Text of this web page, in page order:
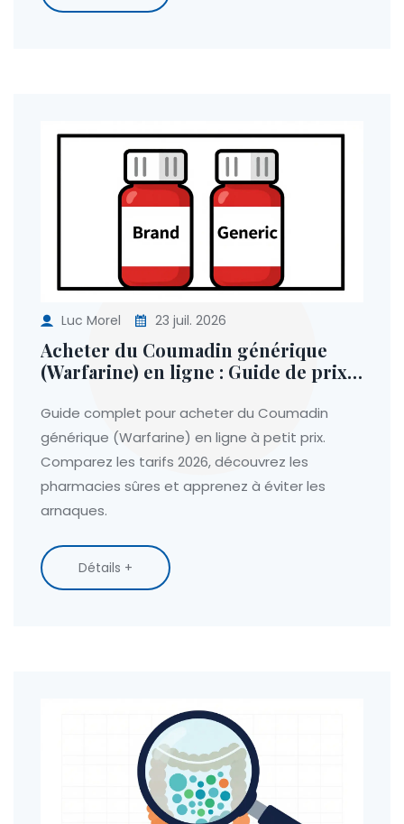
Luc Morel 23 juil. 2026
Acheter du Coumadin générique
(Warfarine) en ligne : Guide de prix
Guide complet pour acheter du Coumadin
générique (Warfarine) en ligne à petit prix.
Comparez les tarifs 2026, découvrez les
pharmacies sûres et apprenez à éviter les
arnaques.
Détails +